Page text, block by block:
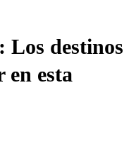
Los destinos
esta